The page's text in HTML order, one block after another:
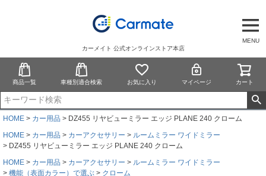
MENU
カーメイト 公式オンラインストア本店
商品一覧 車種別適合検索 お気に入り マイページ カート
HOME カー用品
DZ455 リヤビューミラー エッジ PLANE 240 クローム
HOME
カー用品 カーアクセサリー
ルームミラー ワイドミラー
DZ455 リヤビューミラー エッジ PLANE 240 クローム
HOME
カー用品 カーアクセサリー
ルームミラー ワイドミラー
機能（表面カラー）で選ぶ
クローム